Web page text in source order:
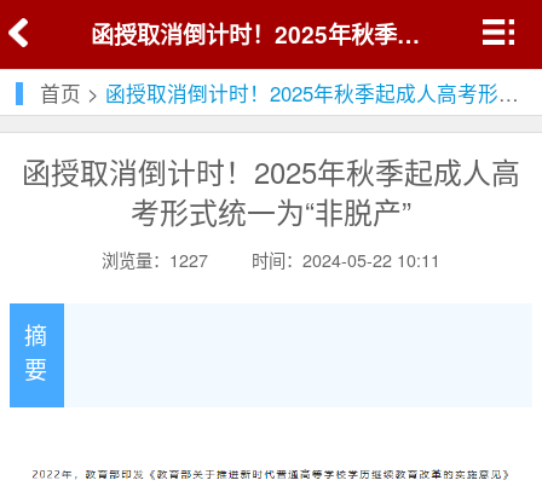
函授取消倒计时！2025年秋季起成人高考形式统一为“非脱产”
首页 > 函授取消倒计时！2025年秋季起成人高考形式统一为“非脱产”
函授取消倒计时！2025年秋季起成人高
考形式统一为“非脱产”
浏览量：1227 时间：2024-05-22 10:11
摘
要